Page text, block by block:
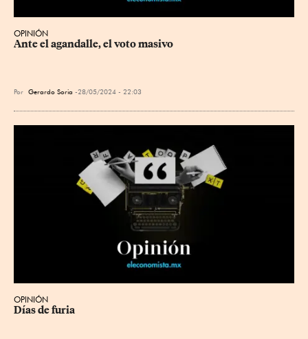
OPINIÓN
Ante el agandalle, el voto masivo
Por Gerardo Soria 28/05/2024 - 22:03
OPINIÓN
Días de furia